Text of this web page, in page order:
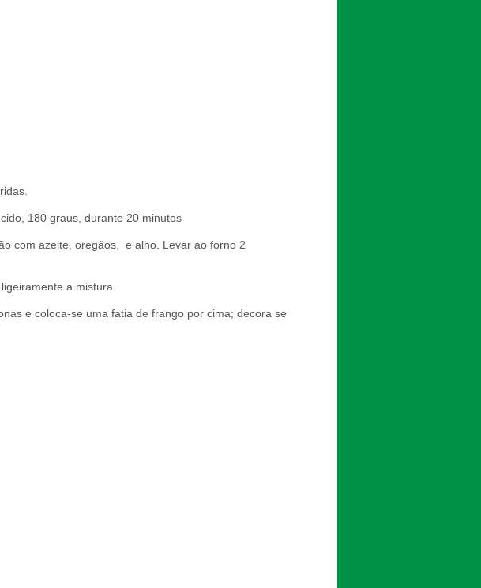
180 graus, durante 20 minutos
com azeite, oregãos, e alho. Levar ao forno 2
a mistura.
e coloca-se uma fatia de frango por cima; decora se